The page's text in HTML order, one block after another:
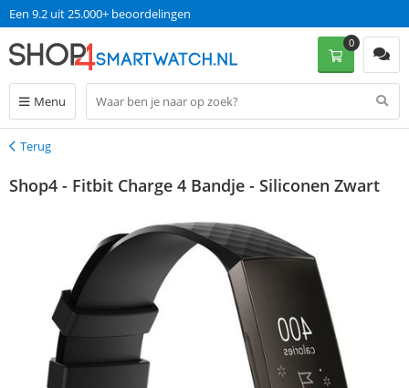
Een 9.2 uit 25.000+ beoordelingen
Menu
0
Terug
Terug
Shop4 - Fitbit Charge 4 Bandje - Siliconen Zwart